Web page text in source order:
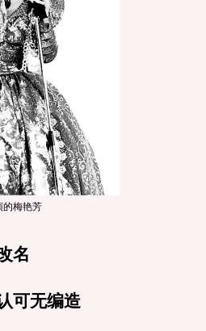
的梅艳芳
名
可无编造